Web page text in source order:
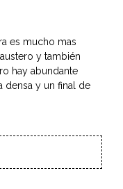
es mucho mas
y también
hay abundante
densa y un final de